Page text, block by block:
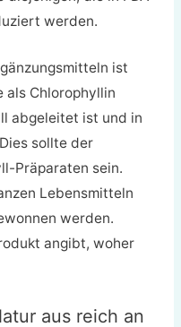
werden.
ist
als Chlorophyllin
abgeleitet ist und in
sollte der
Präparaten sein.
Lebensmitteln
werden.
angibt, woher
aus reich an